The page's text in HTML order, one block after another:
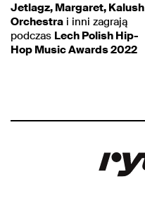
Jetlagz, Margaret, Kalush
Orchestra i inni zagrają
podczas Lech Polish Hip-
Hop Music Awards 2022